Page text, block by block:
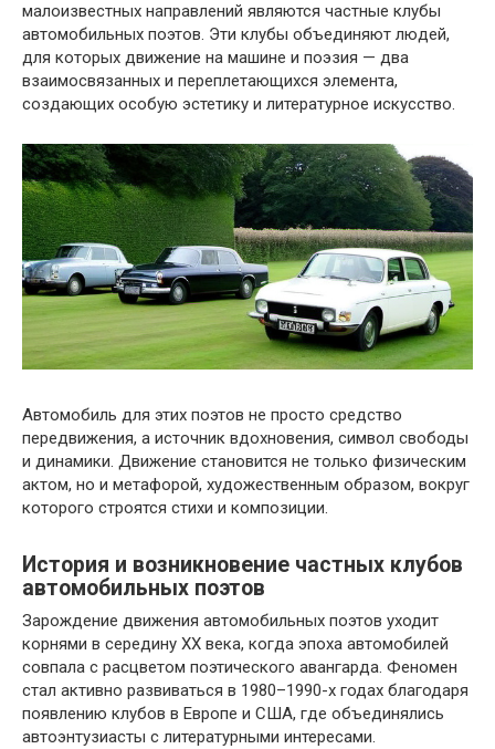
малоизвестных направлений являются частные клубы
автомобильных поэтов. Эти клубы объединяют людей,
для которых движение на машине и поэзия — два
взаимосвязанных и переплетающихся элемента,
создающих особую эстетику и литературное искусство.
Автомобиль для этих поэтов не просто средство
передвижения, а источник вдохновения, символ свободы
и динамики. Движение становится не только физическим
актом, но и метафорой, художественным образом, вокруг
которого строятся стихи и композиции.
История и возникновение частных клубов
автомобильных поэтов
Зарождение движения автомобильных поэтов уходит
корнями в середину XX века, когда эпоха автомобилей
совпала с расцветом поэтического авангарда. Феномен
стал активно развиваться в 1980–1990-х годах благодаря
появлению клубов в Европе и США, где объединялись
автоэнтузиасты с литературными интересами.